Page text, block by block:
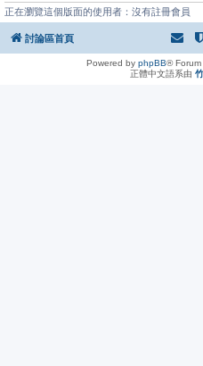
正在瀏覽這個版面的使用者：沒有註冊會員
討論區首頁
Powered by phpBB®
正體中文語系由